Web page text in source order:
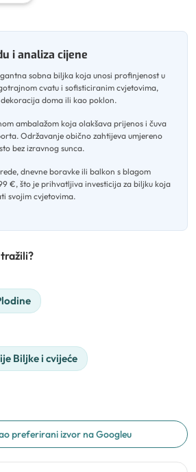
i analiza cijene
sobna biljka koja unosi profinjenost u
cvatu i sofisticiranim cvjetovima,
doma ili kao poklon.
ambalažom koja olakšava prijenos i čuva
. Održavanje obično zahtijeva umjereno
bez izravnog sunca.
dnevne boravke ili balkon s blagom
€, što je prihvatljiva investicija za biljku koja
svojim cvjetovima.
Biljke i cvijeće
preferirani izvor na Googleu